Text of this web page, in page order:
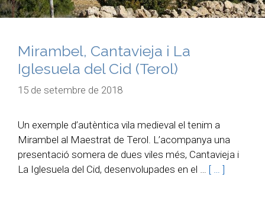
Mirambel, Cantavieja i La
Iglesuela del Cid (Terol)
15 de setembre de 2018
Un exemple d’autèntica vila medieval el tenim a
Mirambel al Maestrat de Terol. L’acompanya una
presentació somera de dues viles més, Cantavieja i
La Iglesuela del Cid, desenvolupades en el … [ … ]